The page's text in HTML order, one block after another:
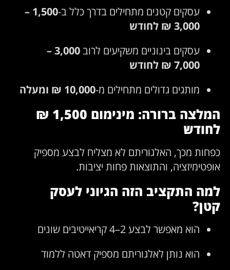
עסקים קטנים מתחילים בדרך כלל ב-
1,500 –
3,000 ₪ לחודש
עסקים בינוניים משקיעים לרוב
3,000 –
7,000 ₪ לחודש
מותגים גדולים מתחילים מ-10,000 ₪ ומעלה
המלצה ברורה: מינימום 1,500 ₪
לחודש
כפחות מכך, האלגוריתם לא מצליח לבצע מספיק
אופטימיזציה, והתוצאות פחות יציבות.
למה התקציב הזה הגיוני לעסק
קטן?
הוא מאפשר לבצע 2–4 קריאייטיבים שונים
הוא נותן לאלגוריתם מספיק דאטה ללמוד